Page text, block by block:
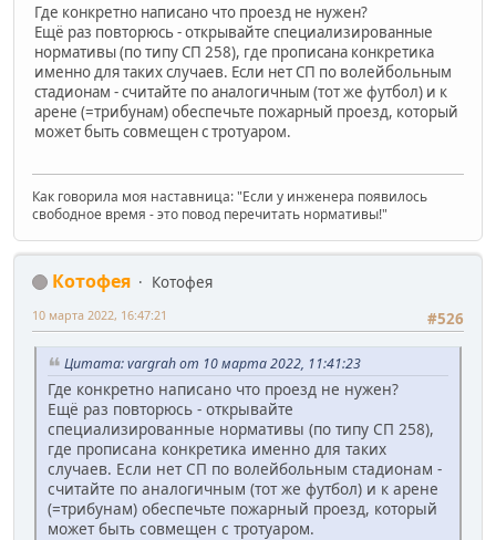
Где конкретно написано что проезд не нужен?
Ещё раз повторюсь - открывайте специализированные
нормативы (по типу СП 258), где прописана конкретика
именно для таких случаев. Если нет СП по волейбольным
стадионам - считайте по аналогичным (тот же футбол) и к
арене (=трибунам) обеспечьте пожарный проезд, который
может быть совмещен с тротуаром.
Как говорила моя наставница: "Если у инженера появилось
свободное время - это повод перечитать нормативы!"
Котофея
Котофея
#526
10 марта 2022, 16:47:21
Цитата: vargrah от 10 марта 2022, 11:41:23
Где конкретно написано что проезд не нужен?
Ещё раз повторюсь - открывайте
специализированные нормативы (по типу СП 258),
где прописана конкретика именно для таких
случаев. Если нет СП по волейбольным стадионам -
считайте по аналогичным (тот же футбол) и к арене
(=трибунам) обеспечьте пожарный проезд, который
может быть совмещен с тротуаром.